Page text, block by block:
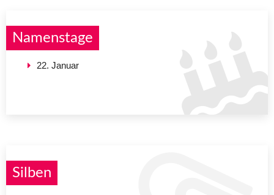
Namenstage
22. Januar
Silben